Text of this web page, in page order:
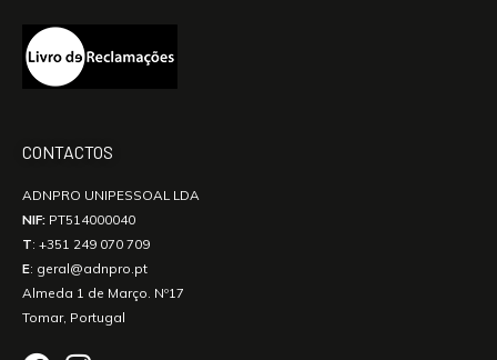
CONTACTOS
ADNPRO UNIPESSOAL LDA
NIF: PT514000040
T: +351 249 070 709
E: geral@adnpro.pt
Almeda 1 de Março. Nº17
Tomar, Portugal